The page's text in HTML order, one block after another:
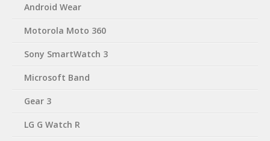
Android Wear
Motorola Moto 360
Sony SmartWatch 3
Microsoft Band
Gear 3
LG G Watch R